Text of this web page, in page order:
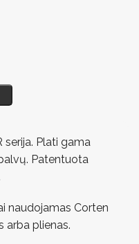
serija. Plati gama
Patentuota
naudojamas Corten
arba plienas.